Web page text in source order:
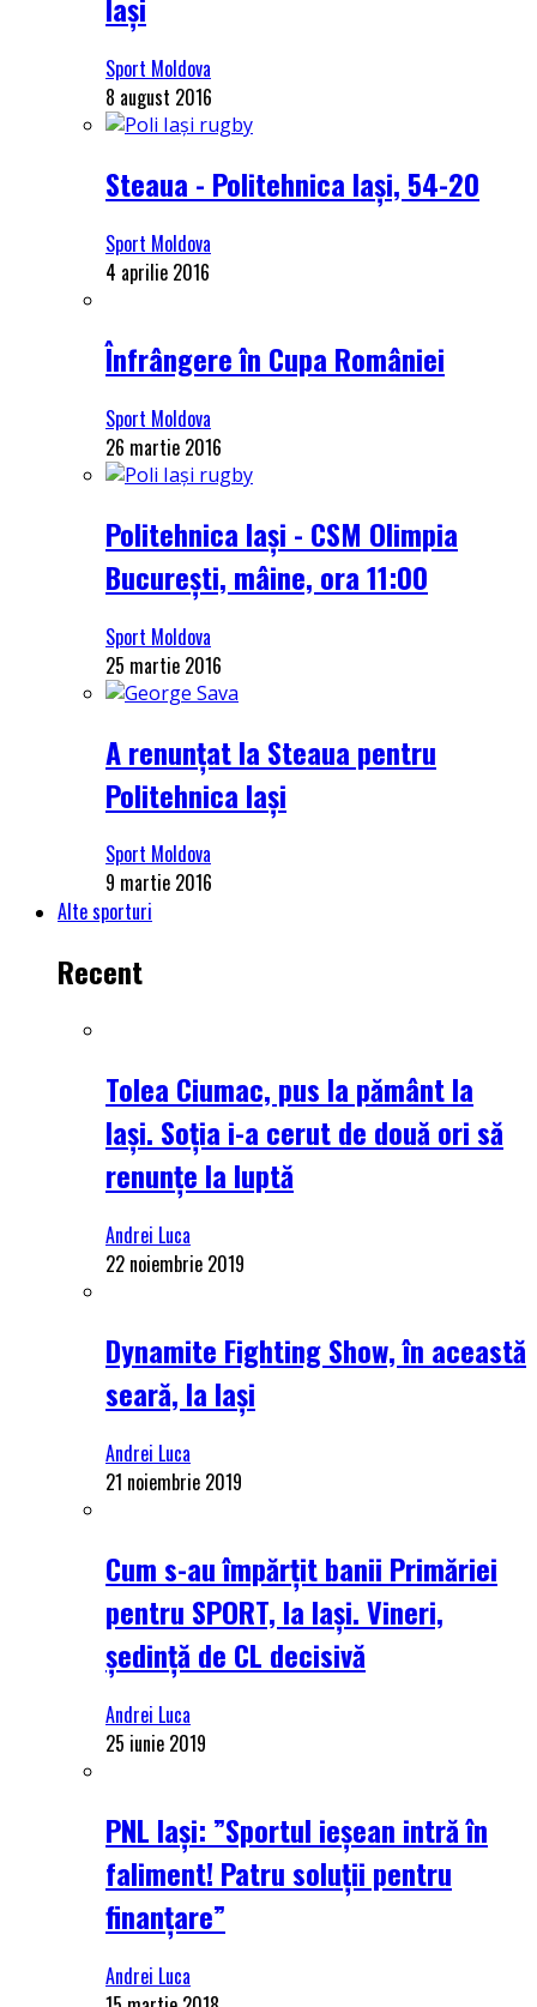
Iași
Sport Moldova
8 august 2016
Steaua - Politehnica Iași, 54-20
Sport Moldova
4 aprilie 2016
Înfrângere în Cupa României
Sport Moldova
26 martie 2016
Politehnica Iași - CSM Olimpia
București, mâine, ora 11:00
Sport Moldova
25 martie 2016
A renunțat la Steaua pentru
Politehnica Iași
Sport Moldova
9 martie 2016
Alte sporturi
Recent
Tolea Ciumac, pus la pământ la
Iași. Soția i-a cerut de două ori să
renunțe la luptă
Andrei Luca
22 noiembrie 2019
Dynamite Fighting Show, în această
seară, la Iași
Andrei Luca
21 noiembrie 2019
Cum s-au împărțit banii Primăriei
pentru SPORT, la Iași. Vineri,
ședință de CL decisivă
Andrei Luca
25 iunie 2019
PNL Iași: ”Sportul ieșean intră în
faliment! Patru soluții pentru
finanțare”
Andrei Luca